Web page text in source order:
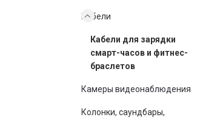
Кабели
Кабели для зарядки
смарт-часов и фитнес-
браслетов
Камеры видеонаблюдения
Колонки, саундбары,